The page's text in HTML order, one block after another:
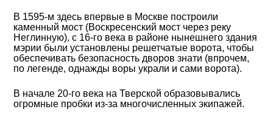
В 1595-м здесь впервые в Москве построили
каменный мост (Воскресенский мост через реку
Неглинную), с 16-го века в районе нынешнего здания
мэрии были установлены решетчатые ворота, чтобы
обеспечивать безопасность дворов знати (впрочем,
по легенде, однажды воры украли и сами ворота).
В начале 20-го века на Тверской образовывались
огромные пробки из-за многочисленных экипажей.